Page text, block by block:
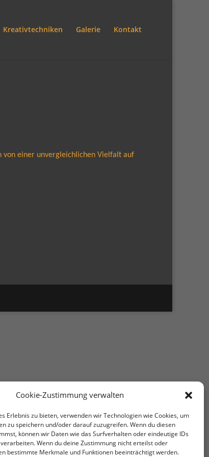
Cookie-Zustimmung verwalten
Erlebnis zu bieten, verwenden wir Technologien wie Cookies, um
zu speichern und/oder darauf zuzugreifen. Wenn du diesen
können wir Daten wie das Surfverhalten oder eindeutige IDs
Wenn du deine Zustimmung nicht erteilst oder
bestimmte Merkmale und Funktionen beeinträchtigt werden.
Kreativtechniken Galerie Kontakt
von einer unvergleichlichen Vielfalt auf